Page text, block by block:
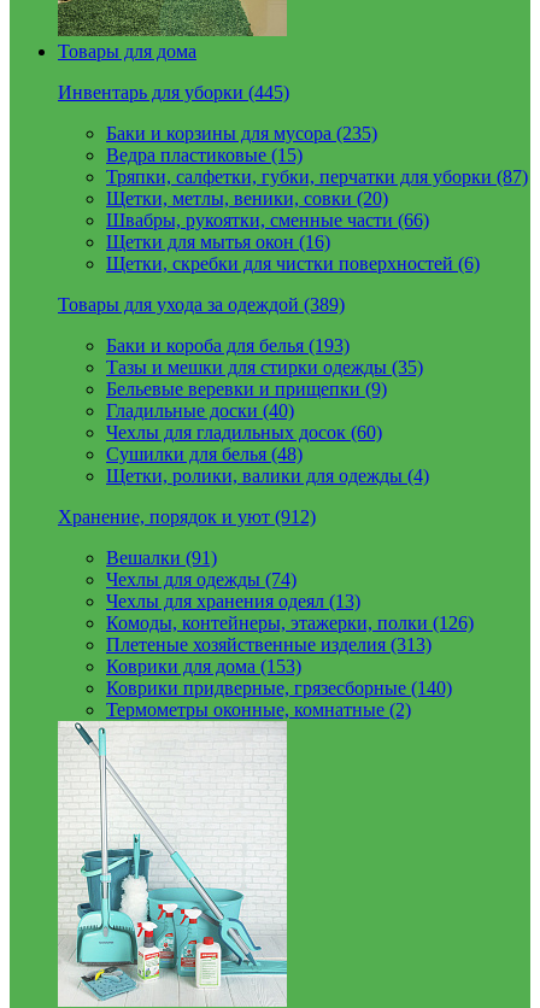
Товары для дома
Инвентарь для уборки (445)
Баки и корзины для мусора (235)
Ведра пластиковые (15)
Тряпки, салфетки, губки, перчатки для уборки (87)
Щетки, метлы, веники, совки (20)
Швабры, рукоятки, сменные части (66)
Щетки для мытья окон (16)
Щетки, скребки для чистки поверхностей (6)
Товары для ухода за одеждой (389)
Баки и короба для белья (193)
Тазы и мешки для стирки одежды (35)
Бельевые веревки и прищепки (9)
Гладильные доски (40)
Чехлы для гладильных досок (60)
Сушилки для белья (48)
Щетки, ролики, валики для одежды (4)
Хранение, порядок и уют (912)
Вешалки (91)
Чехлы для одежды (74)
Чехлы для хранения одеял (13)
Комоды, контейнеры, этажерки, полки (126)
Плетеные хозяйственные изделия (313)
Коврики для дома (153)
Коврики придверные, грязесборные (140)
Термометры оконные, комнатные (2)